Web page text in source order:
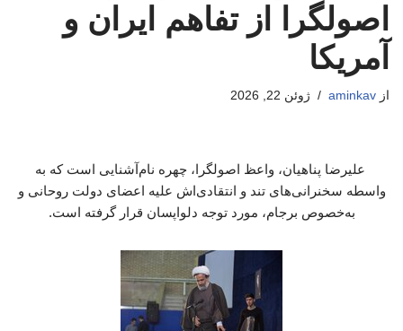
اصولگرا از تفاهم ایران و
آمریکا
از aminkav ژوئن 22, 2026
علیرضا پناهیان، واعظ اصولگرا، چهره نام‌آشنایی است که به
واسطه سخنرانی‌های تند و انتقادی‌اش علیه اعضای دولت روحانی و
به‌خصوص برجام، مورد توجه دلواپسان قرار گرفته است.